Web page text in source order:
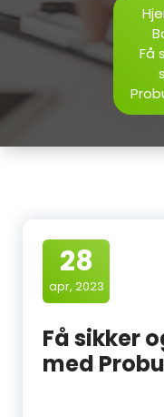
Få
28
apr, 2023
Få sikker
med